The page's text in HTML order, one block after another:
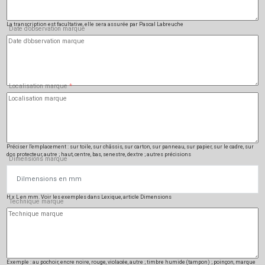
La transcription est facultative, elle sera assurée par Pascal Labreuche
Date d’observation marque
Localisation marque*
Préciser l'emplacement : sur toile, sur châssis, sur carton, sur panneau, sur papier, sur le cadre, sur
dos protecteur, autre ; haut, centre, bas, senestre, dextre ; autres précisions
Dimensions marque
H x L en mm. Voir les exemples dans Lexique, article Dimensions
Technique marque
Exemple : au pochoir, encre noire, rouge, violacée, autre ; timbre humide (tampon) ; poinçon, marque